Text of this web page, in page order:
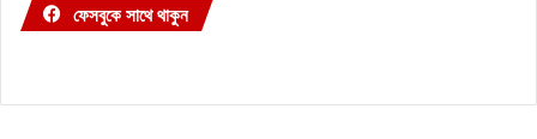
ফেসবুকে সাথে থাকুন